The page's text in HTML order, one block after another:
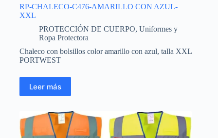
RP-CHALECO-C476-AMARILLO CON AZUL-
XXL
PROTECCIÓN DE CUERPO, Uniformes y
Ropa Protectora
Chaleco con bolsillos color amarillo con azul, talla XXL
PORTWEST
Leer más